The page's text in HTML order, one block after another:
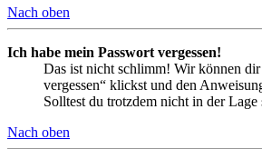
Nach oben
Ich habe mein Passwort vergessen!
Das ist nicht schlimm! Wir können
vergessen“ klickst und den
Solltest du trotzdem nicht in der
Nach oben